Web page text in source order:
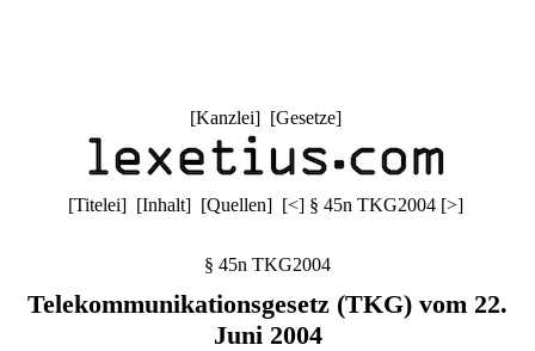
[Kanzlei] [Gesetze]
[Titelei] [Inhalt] [Quellen] [<] § 45n TKG2004 [>]
§ 45n TKG2004
Telekommunikationsgesetz (TKG) vom 22.
Juni 2004